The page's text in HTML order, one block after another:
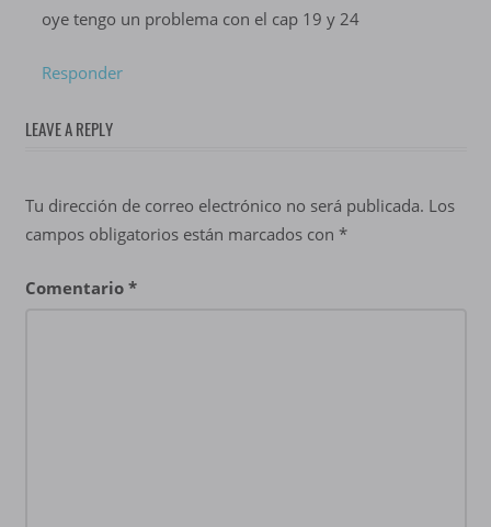
oye tengo un problema con el cap 19 y 24
Responder
LEAVE A REPLY
Tu dirección de correo electrónico no será publicada. Los
campos obligatorios están marcados con *
Comentario *